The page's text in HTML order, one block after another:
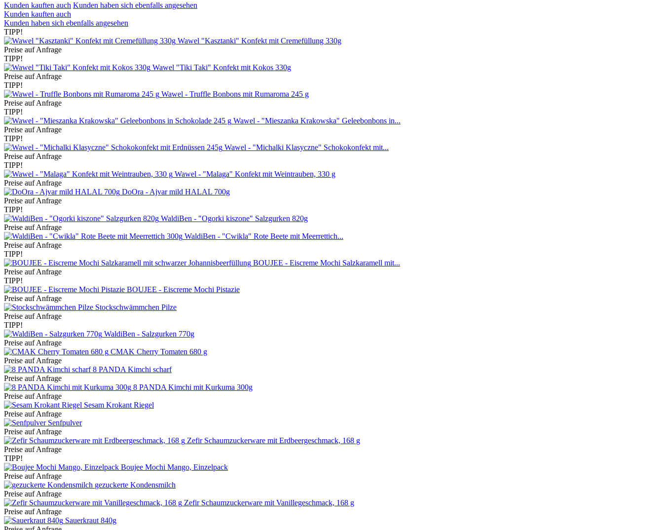
Kunden kauften auch Kunden haben sich ebenfalls angesehen
Kunden kauften auch
Kunden haben sich ebenfalls angesehen
TIPP!
Wawel "Kasztanki" Konfekt mit Cremefüllung 330g
Preise auf Anfrage
TIPP!
Wawel "Tiki Taki" Konfekt mit Kokos 330g
Preise auf Anfrage
TIPP!
Wawel - Truffle Bonbons mit Rumaroma 245 g
Preise auf Anfrage
TIPP!
Wawel - "Mieszanka Krakowska" Geleebonbons in...
Preise auf Anfrage
TIPP!
Wawel - "Michalki Klasyczne" Schokokonfekt mit...
Preise auf Anfrage
TIPP!
Wawel - "Malaga" Konfekt mit Weintrauben, 330 g
Preise auf Anfrage
DoOra - Ajvar mild HALAL 700g
Preise auf Anfrage
TIPP!
WaldiBen - "Ogorki kiszone" Salzgurken 820g
Preise auf Anfrage
WaldiBen - "Cwikla" Rote Beete mit Meerrettich...
Preise auf Anfrage
TIPP!
BOUJEE - Eiscreme Mochi Salzkaramell mit...
Preise auf Anfrage
TIPP!
BOUJEE - Eiscreme Mochi Pistazie
Preise auf Anfrage
Stockschwämmchen Pilze
Preise auf Anfrage
TIPP!
WaldiBen - Salzgurken 770g
Preise auf Anfrage
CMAK Cherry Tomaten 680 g
Preise auf Anfrage
8 PANDA Kimchi scharf
Preise auf Anfrage
8 PANDA Kimchi mit Kurkuma 300g
Preise auf Anfrage
Sesam Krokant Riegel
Preise auf Anfrage
Senfpulver
Preise auf Anfrage
Zefir Schaumzuckerware mit Erdbeergeschmack, 168 g
Preise auf Anfrage
TIPP!
Boujee Mochi Mango, Einzelpack
Preise auf Anfrage
gezuckerte Kondensmilch
Preise auf Anfrage
Zefir Schaumzuckerware mit Vanillegeschmack, 168 g
Preise auf Anfrage
Sauerkraut 840g